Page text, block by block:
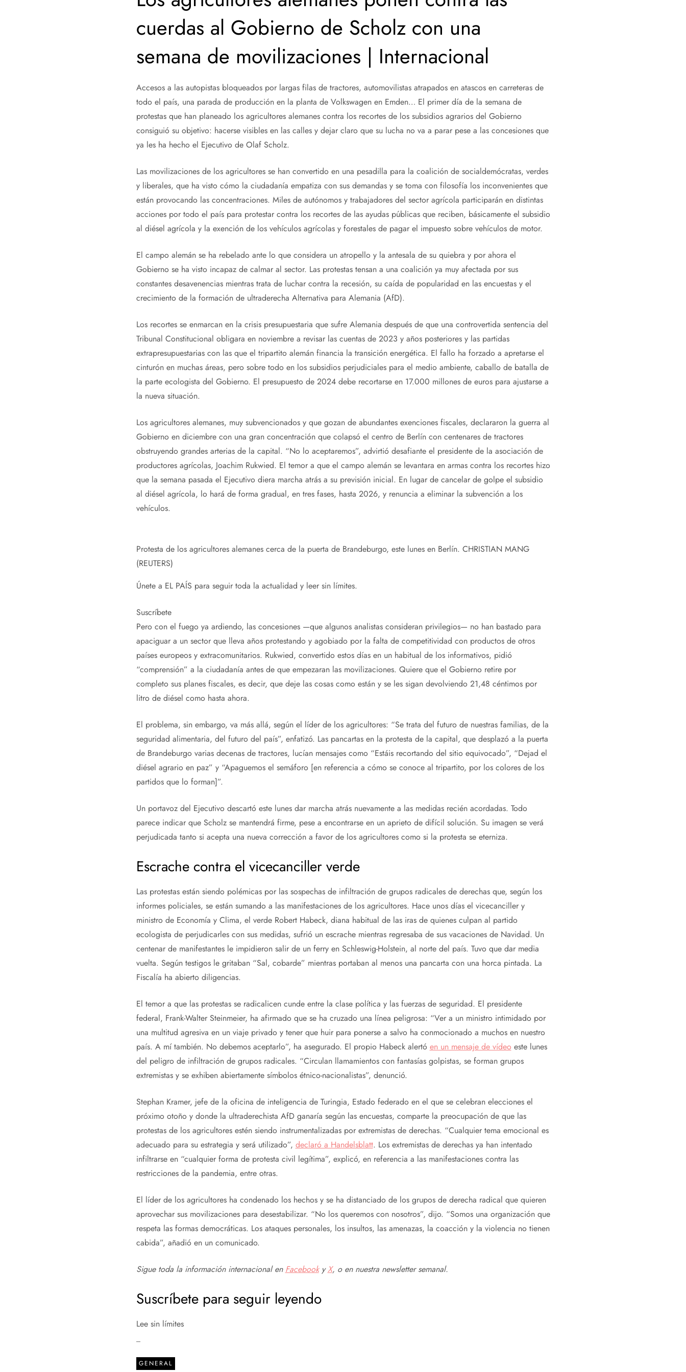
cuerdas al Gobierno de Scholz con una
semana de movilizaciones | Internacional
Accesos a las autopistas bloqueados por largas filas de tractores, automovilistas atrapados en atascos en carreteras de
todo el país, una parada de producción en la planta de Volkswagen en Emden… El primer día de la semana de
protestas que han planeado los agricultores alemanes contra los recortes de los subsidios agrarios del Gobierno
consiguió su objetivo: hacerse visibles en las calles y dejar claro que su lucha no va a parar pese a las concesiones que
ya les ha hecho el Ejecutivo de Olaf Scholz.
Las movilizaciones de los agricultores se han convertido en una pesadilla para la coalición de socialdemócratas, verdes
y liberales, que ha visto cómo la ciudadanía empatiza con sus demandas y se toma con filosofía los inconvenientes que
están provocando las concentraciones. Miles de autónomos y trabajadores del sector agrícola participarán en distintas
acciones por todo el país para protestar contra los recortes de las ayudas públicas que reciben, básicamente el subsidio
al diésel agrícola y la exención de los vehículos agrícolas y forestales de pagar el impuesto sobre vehículos de motor.
El campo alemán se ha rebelado ante lo que considera un atropello y la antesala de su quiebra y por ahora el
Gobierno se ha visto incapaz de calmar al sector. Las protestas tensan a una coalición ya muy afectada por sus
constantes desavenencias mientras trata de luchar contra la recesión, su caída de popularidad en las encuestas y el
crecimiento de la formación de ultraderecha Alternativa para Alemania (AfD).
Los recortes se enmarcan en la crisis presupuestaria que sufre Alemania después de que una controvertida sentencia del
Tribunal Constitucional obligara en noviembre a revisar las cuentas de 2023 y años posteriores y las partidas
extrapresupuestarias con las que el tripartito alemán financia la transición energética. El fallo ha forzado a apretarse el
cinturón en muchas áreas, pero sobre todo en los subsidios perjudiciales para el medio ambiente, caballo de batalla de
la parte ecologista del Gobierno. El presupuesto de 2024 debe recortarse en 17.000 millones de euros para ajustarse a
la nueva situación.
Los agricultores alemanes, muy subvencionados y que gozan de abundantes exenciones fiscales, declararon la guerra al
Gobierno en diciembre con una gran concentración que colapsó el centro de Berlín con centenares de tractores
obstruyendo grandes arterias de la capital. “No lo aceptaremos”, advirtió desafiante el presidente de la asociación de
productores agrícolas, Joachim Rukwied. El temor a que el campo alemán se levantara en armas contra los recortes hizo
que la semana pasada el Ejecutivo diera marcha atrás a su previsión inicial. En lugar de cancelar de golpe el subsidio
al diésel agrícola, lo hará de forma gradual, en tres fases, hasta 2026, y renuncia a eliminar la subvención a los
vehículos.
Protesta de los agricultores alemanes cerca de la puerta de Brandeburgo, este lunes en Berlín. CHRISTIAN MANG
(REUTERS)
Únete a EL PAÍS para seguir toda la actualidad y leer sin límites.
Suscríbete
Pero con el fuego ya ardiendo, las concesiones —que algunos analistas consideran privilegios— no han bastado para
apaciguar a un sector que lleva años protestando y agobiado por la falta de competitividad con productos de otros
países europeos y extracomunitarios. Rukwied, convertido estos días en un habitual de los informativos, pidió
“comprensión” a la ciudadanía antes de que empezaran las movilizaciones. Quiere que el Gobierno retire por
completo sus planes fiscales, es decir, que deje las cosas como están y se les sigan devolviendo 21,48 céntimos por
litro de diésel como hasta ahora.
El problema, sin embargo, va más allá, según el líder de los agricultores: “Se trata del futuro de nuestras familias, de la
seguridad alimentaria, del futuro del país”, enfatizó. Las pancartas en la protesta de la capital, que desplazó a la puerta
de Brandeburgo varias decenas de tractores, lucían mensajes como “Estáis recortando del sitio equivocado”, “Dejad el
diésel agrario en paz” y “Apaguemos el semáforo [en referencia a cómo se conoce al tripartito, por los colores de los
partidos que lo forman]”.
Un portavoz del Ejecutivo descartó este lunes dar marcha atrás nuevamente a las medidas recién acordadas. Todo
parece indicar que Scholz se mantendrá firme, pese a encontrarse en un aprieto de difícil solución. Su imagen se verá
perjudicada tanto si acepta una nueva corrección a favor de los agricultores como si la protesta se eterniza.
Escrache contra el vicecanciller verde
Las protestas están siendo polémicas por las sospechas de infiltración de grupos radicales de derechas que, según los
informes policiales, se están sumando a las manifestaciones de los agricultores. Hace unos días el vicecanciller y
ministro de Economía y Clima, el verde Robert Habeck, diana habitual de las iras de quienes culpan al partido
ecologista de perjudicarles con sus medidas, sufrió un escrache mientras regresaba de sus vacaciones de Navidad. Un
centenar de manifestantes le impidieron salir de un ferry en Schleswig-Holstein, al norte del país. Tuvo que dar media
vuelta. Según testigos le gritaban “Sal, cobarde” mientras portaban al menos una pancarta con una horca pintada. La
Fiscalía ha abierto diligencias.
El temor a que las protestas se radicalicen cunde entre la clase política y las fuerzas de seguridad. El presidente
federal, Frank-Walter Steinmeier, ha afirmado que se ha cruzado una línea peligrosa: “Ver a un ministro intimidado por
una multitud agresiva en un viaje privado y tener que huir para ponerse a salvo ha conmocionado a muchos en nuestro
país. A mí también. No debemos aceptarlo”, ha asegurado. El propio Habeck alertó en un mensaje de vídeo este lunes
del peligro de infiltración de grupos radicales. “Circulan llamamientos con fantasías golpistas, se forman grupos
extremistas y se exhiben abiertamente símbolos étnico-nacionalistas”, denunció.
Stephan Kramer, jefe de la oficina de inteligencia de Turingia, Estado federado en el que se celebran elecciones el
próximo otoño y donde la ultraderechista AfD ganaría según las encuestas, comparte la preocupación de que las
protestas de los agricultores estén siendo instrumentalizadas por extremistas de derechas. “Cualquier tema emocional es
adecuado para su estrategia y será utilizado”, declaró a Handelsblatt. Los extremistas de derechas ya han intentado
infiltrarse en “cualquier forma de protesta civil legítima”, explicó, en referencia a las manifestaciones contra las
restricciones de la pandemia, entre otras.
El líder de los agricultores ha condenado los hechos y se ha distanciado de los grupos de derecha radical que quieren
aprovechar sus movilizaciones para desestabilizar. “No los queremos con nosotros”, dijo. “Somos una organización que
respeta las formas democráticas. Los ataques personales, los insultos, las amenazas, la coacción y la violencia no tienen
cabida”, añadió en un comunicado.
Sigue toda la información internacional en FacebookyX, o en nuestra newsletter semanal.
Suscríbete para seguir leyendo
Lee sin límites
GENERAL